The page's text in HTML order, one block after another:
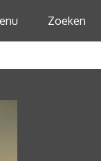
Zoeken